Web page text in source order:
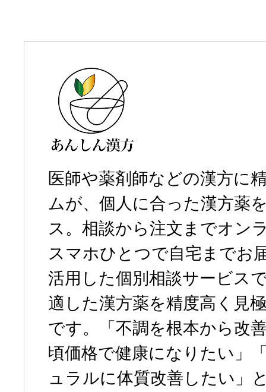
医師や薬剤師などの漢方に
ムが、個人に合った漢方薬
ス。相談から注文までオン
スマホひとつで自宅までお
活用した個別相談サービス
適した漢方薬を精度高く見
です。「不調を根本から改
頃価格で健康になりたい」
ュラルに体質改善したい」